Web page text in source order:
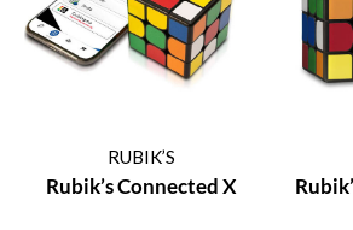
RUBIK’S
Rubik’s Connected X